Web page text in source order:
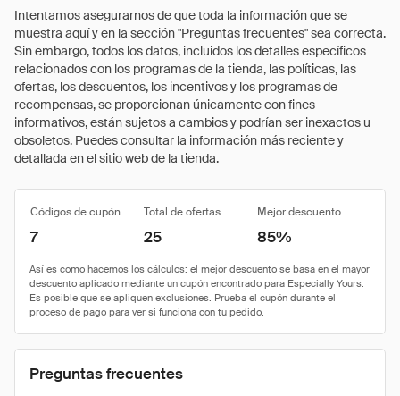
Intentamos asegurarnos de que toda la información que se
muestra aquí y en la sección "Preguntas frecuentes" sea correcta.
Sin embargo, todos los datos, incluidos los detalles específicos
relacionados con los programas de la tienda, las políticas, las
ofertas, los descuentos, los incentivos y los programas de
recompensas, se proporcionan únicamente con fines
informativos, están sujetos a cambios y podrían ser inexactos u
obsoletos. Puedes consultar la información más reciente y
detallada en el sitio web de la tienda.
Códigos de cupón Total de ofertas Mejor descuento
7 25 85%
Preguntas frecuentes